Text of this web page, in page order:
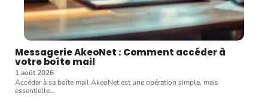
Messagerie AkeoNet : Comment accéder à
votre boîte mail
1 août 2026
Accéder à sa boîte mail AkeoNet est une opération simple, mais
essentielle…